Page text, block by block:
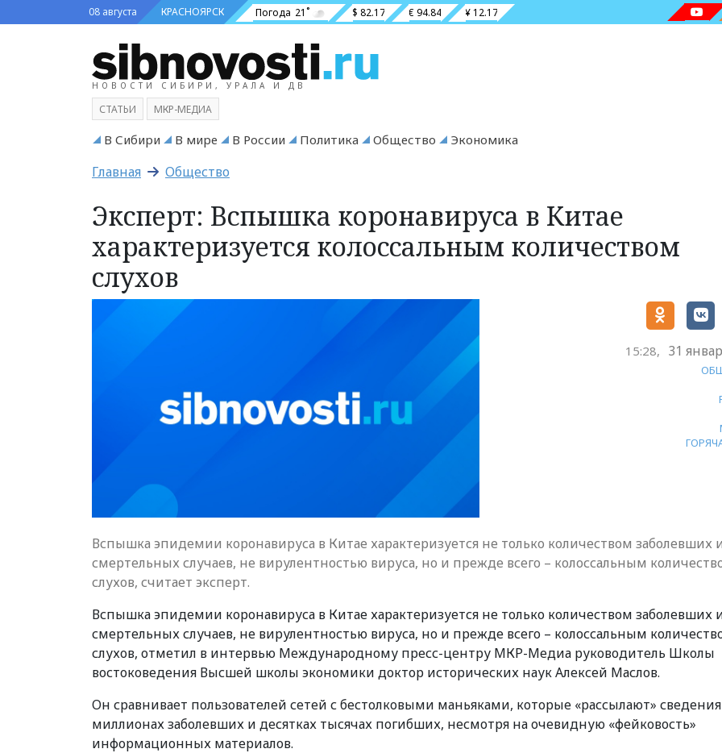
08 августа КРАСНОЯРСК Погода 21˚ $ 82.17 € 94.84 ¥ 12.17
НОВОСТИ СИБИРИ, УРАЛА И ДВ
СТАТЬИ МКР-МЕДИА
В Сибири В мире В России Политика Общество Экономика
Главная Общество
Эксперт: Вспышка коронавируса в Китае
характеризуется колоссальным количеством
слухов
15:28, 31
Вспышка эпидемии коронавируса в Китае характеризуется не только количеством заболевших
смертельных случаев, не вирулентностью вируса, но и прежде всего – колоссальным
слухов, считает эксперт.
Вспышка эпидемии коронавируса в Китае характеризуется не только количеством заболевших
смертельных случаев, не вирулентностью вируса, но и прежде всего – колоссальным
слухов, отметил в интервью Международному пресс-центру МКР-Медиа руководитель Школы
востоковедения Высшей школы экономики доктор исторических наук Алексей Маслов.
Он сравнивает пользователей сетей с бестолковыми маньяками, которые «рассылают»
миллионах заболевших и десятках тысячах погибших, несмотря на очевидную «фейковость»
информационных материалов.